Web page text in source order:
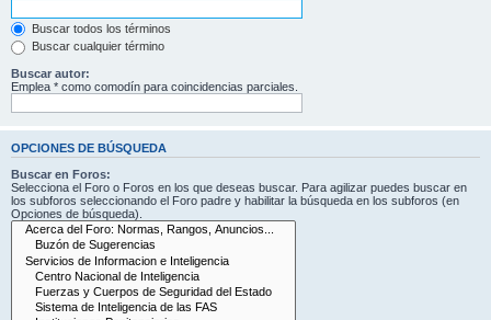
Buscar todos los términos
Buscar cualquier término
Buscar autor:
Emplea * como comodín para coincidencias parciales.
OPCIONES DE BÚSQUEDA
Buscar en Foros:
Selecciona el Foro o Foros en los que deseas buscar. Para agilizar puedes buscar en
los subforos seleccionando el Foro padre y habilitar la búsqueda en los subforos (en
Opciones de búsqueda).